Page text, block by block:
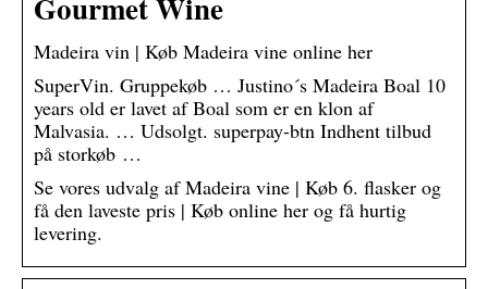
Madeira vin | Køb Madeira vine online her
SuperVin. Gruppekøb … Justino´s Madeira Boal 10
years old er lavet af Boal som er en klon af
Malvasia. … Udsolgt. superpay-btn Indhent tilbud
på storkøb …
Se vores udvalg af Madeira vine | Køb 6. flasker og
få den laveste pris | Køb online her og få hurtig
levering.